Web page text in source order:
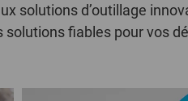
solutions d’outillage
fiables pour vos